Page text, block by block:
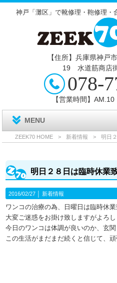
神戸「灘区」で靴修理・鞄修理・
【住所】兵庫県神戸
19 水道筋商店
078-
【営業時間】
MENU
ZEEK70 HOME > 新着情報 > 明日
明日２８日は臨時休業
2016/02/27 │ 新着情報
ワンコの治療の為、日曜日は臨時休業
大変ご迷惑をお掛け致しますがよろし
今日のワンコは体調が良いのか、玄
この生活がまだまだ続くと信じて、